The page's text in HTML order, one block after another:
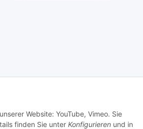
Website: YouTube, Vimeo. Sie
finden Sie unter Konfigurieren und in